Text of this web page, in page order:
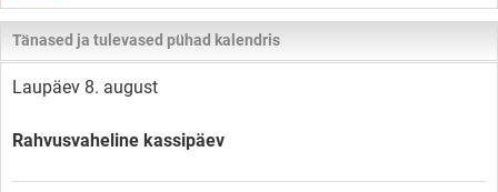
Tänased ja tulevased pühad kalendris
Laupäev 8. august
Rahvusvaheline kassipäev